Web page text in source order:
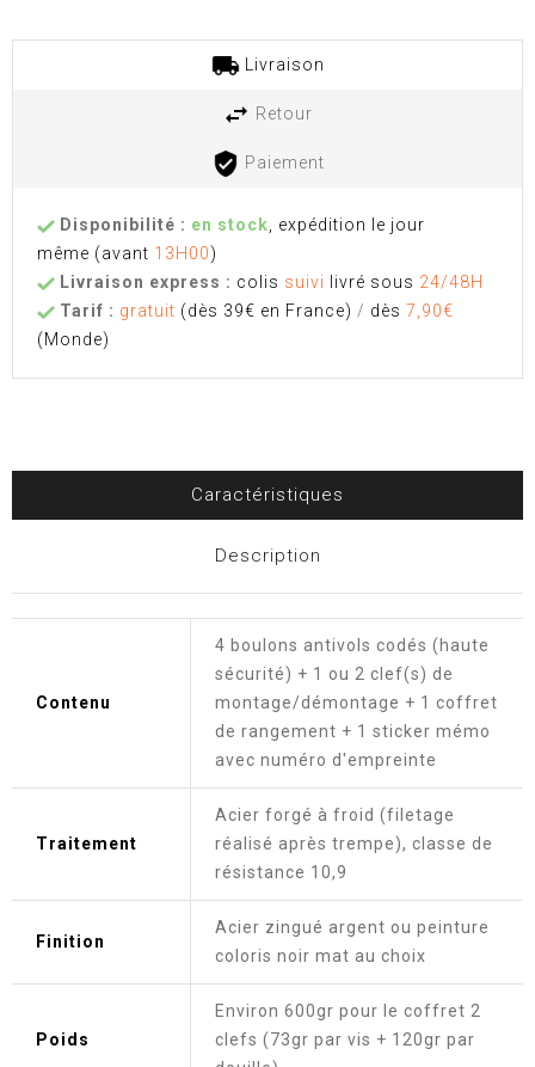
Livraison
Retour
Paiement
Disponibilité : en stock, expédition le jour
même (avant 13H00)
Livraison express : colis suivi livré sous 24/48H
Tarif : gratuit (dès 39€ en France) / dès 7,90€
(Monde)
Caractéristiques
Description
Contenu
4 boulons antivols codés (haute
sécurité) + 1 ou 2 clef(s) de
montage/démontage + 1 coffret
de rangement + 1 sticker mémo
avec numéro d'empreinte
Traitement
Acier forgé à froid (filetage
réalisé après trempe), classe de
résistance 10,9
Finition
Acier zingué argent ou peinture
coloris noir mat au choix
Poids
Environ 600gr pour le coffret 2
clefs (73gr par vis + 120gr par